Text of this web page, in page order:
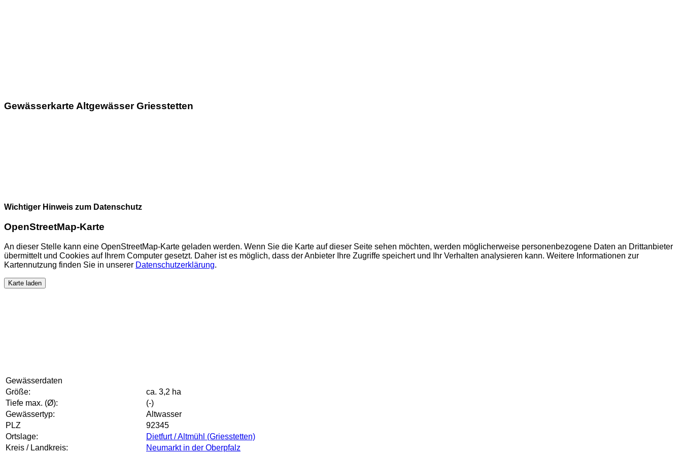
Gewässerkarte Altgewässer Griesstetten
Wichtiger Hinweis zum Datenschutz
OpenStreetMap-Karte
An dieser Stelle kann eine OpenStreetMap-Karte geladen werden. Wenn Sie die Karte auf dieser Seite sehen möchten, werden möglicherweise personenbezogene Daten an Drittanbieter
übermittelt und Cookies auf Ihrem Computer gesetzt. Daher ist es möglich, dass der Anbieter Ihre Zugriffe speichert und Ihr Verhalten analysieren kann. Weitere Informationen zur
Kartennutzung finden Sie in unserer Datenschutzerklärung.
Karte laden
Gewässerdaten
Größe:
ca. 3,2 ha
Tiefe max. (Ø):
(-)
Gewässertyp:
Altwasser
PLZ
92345
Ortslage:
Dietfurt / Altmühl (Griesstetten)
Kreis / Landkreis:
Neumarkt in der Oberpfalz